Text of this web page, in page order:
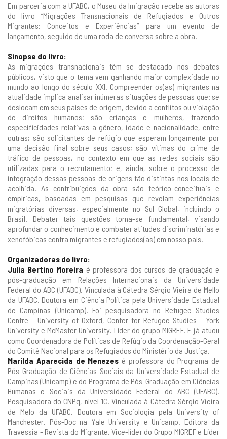
Em parceria com a UFABC, o Museu da Imigração recebe as autoras
do livro “Migrações Transnacionais de Refugiados e Outros
Migrantes: Conceitos e Experiências” para um evento de
lançamento, seguido de uma roda de conversa sobre a obra.
Sinopse do livro:
As migrações transnacionais têm se destacado nos debates
públicos, visto que o tema vem ganhando maior complexidade no
mundo ao longo do século XXI. Compreender os(as) migrantes na
atualidade implica analisar inúmeras situações de pessoas que: se
deslocam em seus países de origem, devido a conflitos ou violação
de direitos humanos; são crianças e mulheres, trazendo
especificidades relativas a gênero, idade e nacionalidade, entre
outras; são solicitantes de refúgio que esperam longamente por
uma decisão final sobre seus casos; são vítimas do crime de
tráfico de pessoas, no contexto em que as redes sociais são
utilizadas para o recrutamento; e, ainda, sobre o processo de
integração dessas pessoas de origens tão distintas nos locais de
acolhida. As contribuições da obra são teórico-conceituais e
empíricas, baseadas em pesquisas que revelam experiências
migratórias diversas, especialmente no Sul Global, incluindo o
Brasil. Debater tais questões torna-se fundamental, visando
aprofundar o conhecimento e combater atitudes discriminatórias e
xenofóbicas contra migrantes e refugiados(as) em nosso país.
Organizadoras do livro:
Julia Bertino Moreira é professora dos cursos de graduação e
pós-graduação em Relações Internacionais da Universidade
Federal do ABC (UFABC). Vinculada à Cátedra Sérgio Vieira de Mello
da UFABC. Doutora em Ciência Política pela Universidade Estadual
de Campinas (Unicamp). Foi pesquisadora no Refugee Studies
Centre - University of Oxford, Center for Refugee Studies - York
University e McMaster University. Líder do grupo MIGREF. E já atuou
como Coordenadora de Políticas de Refúgio da Coordenação-Geral
do Comitê Nacional para os Refugiados do Ministério da Justiça.
Marilda Aparecida de Menezes é professora do Programa de
Pós-Graduação de Ciências Sociais da Universidade Estadual de
Campinas (Unicamp) e do Programa de Pós-Graduação em Ciências
Humanas e Sociais da Universidade Federal do ABC (UFABC).
Pesquisadora do CNPq, nível 1C. Vinculada à Cátedra Sérgio Vieira
de Melo da UFABC. Doutora em Sociologia pela University of
Manchester. Pós-Doc na Yale University e Unicamp. Editora da
Travessia - Revista do Migrante. Vice-líder do Grupo MIGREF e Líder